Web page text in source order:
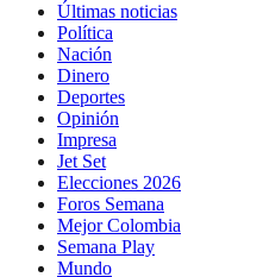
Últimas noticias
Política
Nación
Dinero
Deportes
Opinión
Impresa
Jet Set
Elecciones 2026
Foros Semana
Mejor Colombia
Semana Play
Mundo